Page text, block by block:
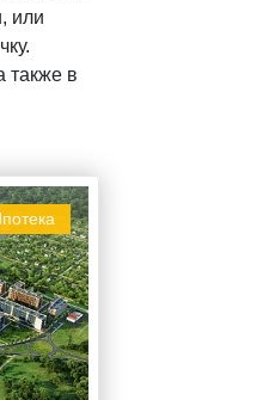
или
также в